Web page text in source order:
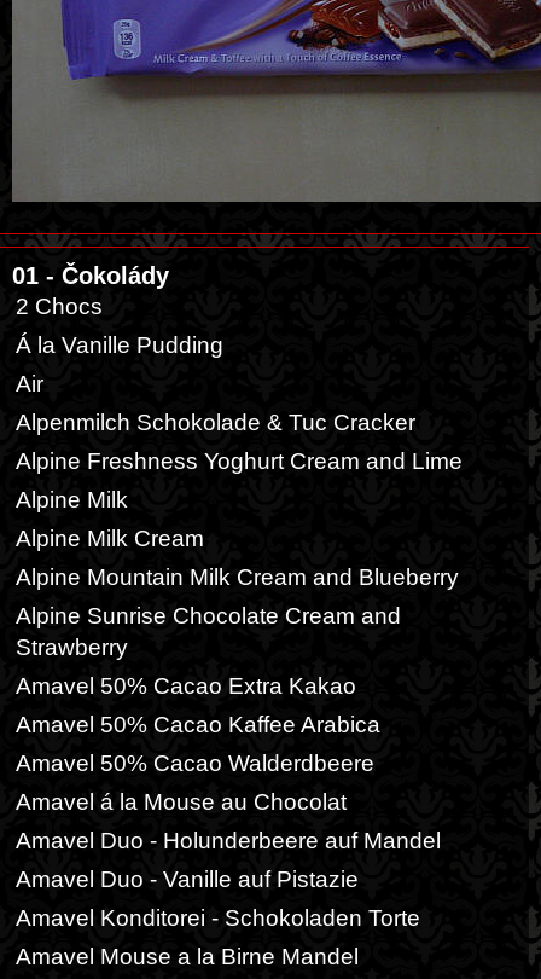
01 - Čokolády
2 Chocs
Á la Vanille Pudding
Air
Alpenmilch Schokolade & Tuc Cracker
Alpine Freshness Yoghurt Cream and Lime
Alpine Milk
Alpine Milk Cream
Alpine Mountain Milk Cream and Blueberry
Alpine Sunrise Chocolate Cream and
Strawberry
Amavel 50% Cacao Extra Kakao
Amavel 50% Cacao Kaffee Arabica
Amavel 50% Cacao Walderdbeere
Amavel á la Mouse au Chocolat
Amavel Duo - Holunderbeere auf Mandel
Amavel Duo - Vanille auf Pistazie
Amavel Konditorei - Schokoladen Torte
Amavel Mouse a la Birne Mandel